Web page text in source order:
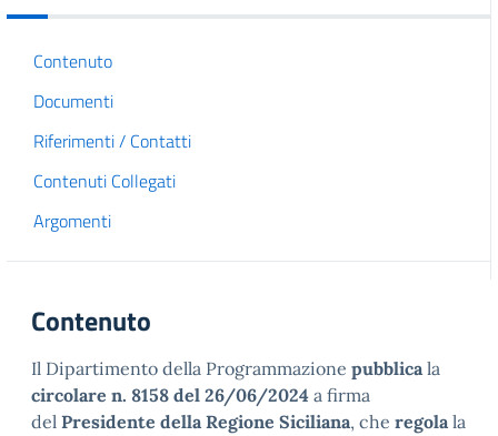
Contenuto
Documenti
Riferimenti / Contatti
Contenuti Collegati
Argomenti
Contenuto
Il Dipartimento della Programmazione pubblicala
circolare n. 8158 del 26/06/2024 a firma
del Presidente della Regione Siciliana, che regolala